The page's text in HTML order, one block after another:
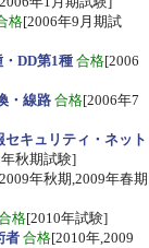
格[2006年9月期試
DD第1種合格[2006
・線路 合格[2006年7
キュリティ・ネット
秋期試験]
年秋期,2009年春期
格[2010年試験]
者 合格[2010年,2009